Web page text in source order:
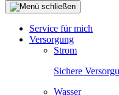
Service für mich
Versorgung
Strom
Sichere
Wasser